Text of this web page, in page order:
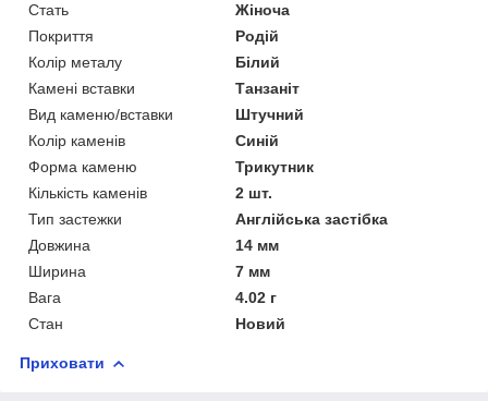
Стать
Жіноча
Покриття
Родій
Колір металу
Білий
Камені вставки
Танзаніт
Вид каменю/вставки
Штучний
Колір каменів
Синій
Форма каменю
Трикутник
Кількість каменів
2 шт.
Тип застежки
Англійська застібка
Довжина
14 мм
Ширина
7 мм
Вага
4.02 г
Стан
Новий
Приховати